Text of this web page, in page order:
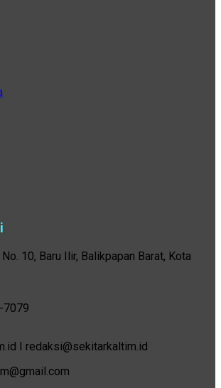
10, Baru Ilir, Balikpapan Barat, Kota
7079
I redaksi@sekitarkaltim.id